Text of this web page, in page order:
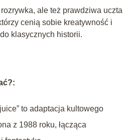
ale też prawdziwa uczta
cenią sobie kreatywność i
klasycznych historii.
to adaptacja kultowego
z 1988 roku, łącząca